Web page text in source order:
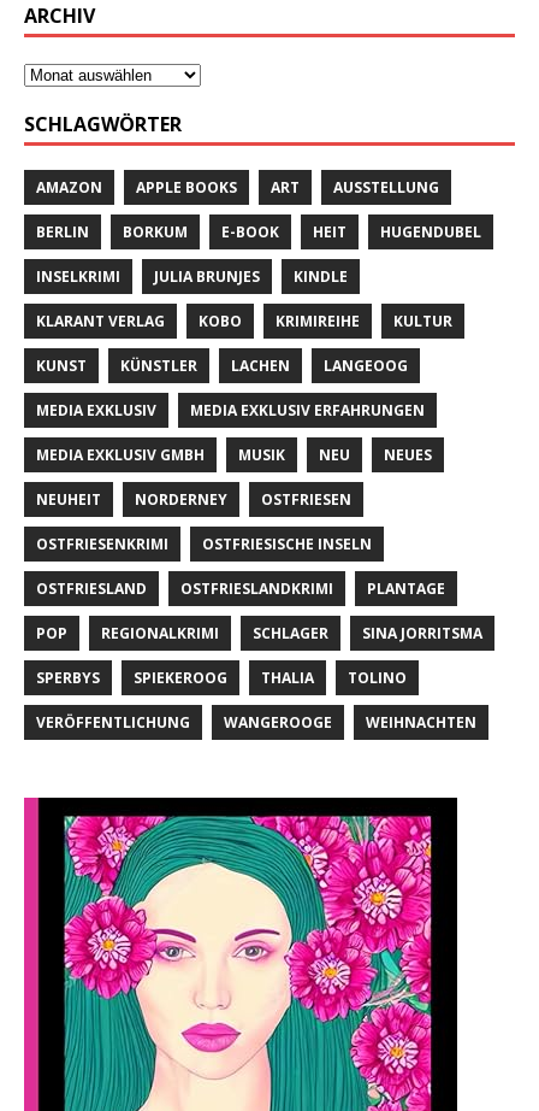
ARCHIV
SCHLAGWÖRTER
AMAZON APPLE BOOKS ART AUSSTELLUNG
BERLIN BORKUM E-BOOK HEIT HUGENDUBEL
INSELKRIMI JULIA BRUNJES KINDLE
KLARANT VERLAG KOBO KRIMIREIHE KULTUR
KUNST KÜNSTLER LACHEN LANGEOOG
MEDIA EXKLUSIV MEDIA EXKLUSIV ERFAHRUNGEN
MEDIA EXKLUSIV GMBH MUSIK NEU NEUES
NEUHEIT NORDERNEY OSTFRIESEN
OSTFRIESENKRIMI OSTFRIESISCHE INSELN
OSTFRIESLAND OSTFRIESLANDKRIMI PLANTAGE
POP REGIONALKRIMI SCHLAGER SINA JORRITSMA
SPERBYS SPIEKEROOG THALIA TOLINO
VERÖFFENTLICHUNG WANGEROOGE WEIHNACHTEN